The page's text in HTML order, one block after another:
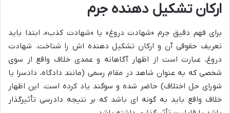
ارکان تشکیل دهنده جرم
برای فهم دقیق جرم «شهادت دروغ» یا «شهادت کذب»، ابتدا باید
تعریف حقوقی آن و ارکان تشکیل دهنده اش را شناخت. شهادت
دروغ، عبارت است از اظهار آگاهانه و عمدی خلاف واقع از سوی
شخصی که به عنوان شاهد در مقام رسمی (مانند دادگاه، دادسرا یا
شورای حل اختلاف) حاضر شده و سوگند یاد کرده است. این اظهار
خلاف واقع باید به گونه ای باشد که بر نتیجه دادرسی تأثیرگذار